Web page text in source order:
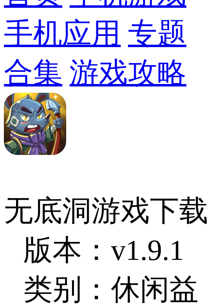
手机应用 专题
合集 游戏攻略
无底洞游戏下载
版本：v1.9.1
类别：休闲益